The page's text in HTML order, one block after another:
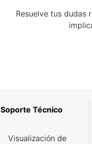
Resuelve tus dudas
Soporte Técnico
Visualización de